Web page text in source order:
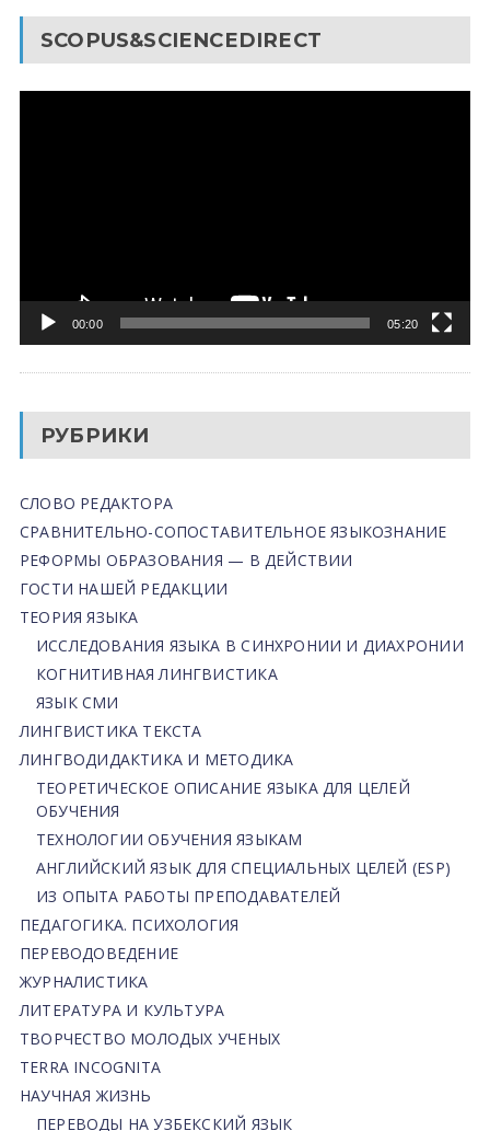
SCOPUS&SCIENCEDIRECT
00:00 05:20
РУБРИКИ
СЛОВО РЕДАКТОРА
СРАВНИТЕЛЬНО-СОПОСТАВИТЕЛЬНОЕ ЯЗЫКОЗНАНИЕ
РЕФОРМЫ ОБРАЗОВАНИЯ — В ДЕЙСТВИИ
ГОСТИ НАШЕЙ РЕДАКЦИИ
ТЕОРИЯ ЯЗЫКА
ИССЛЕДОВАНИЯ ЯЗЫКА В СИНХРОНИИ И ДИАХРОНИИ
КОГНИТИВНАЯ ЛИНГВИСТИКА
ЯЗЫК СМИ
ЛИНГВИСТИКА ТЕКСТА
ЛИНГВОДИДАКТИКА И МЕТОДИКА
ТЕОРЕТИЧЕСКОЕ ОПИСАНИЕ ЯЗЫКА ДЛЯ ЦЕЛЕЙ
ОБУЧЕНИЯ
ТЕХНОЛОГИИ ОБУЧЕНИЯ ЯЗЫКАМ
АНГЛИЙСКИЙ ЯЗЫК ДЛЯ СПЕЦИАЛЬНЫХ ЦЕЛЕЙ (ESP)
ИЗ ОПЫТА РАБОТЫ ПРЕПОДАВАТЕЛЕЙ
ПЕДАГОГИКА. ПСИХОЛОГИЯ
ПЕРЕВОДОВЕДЕНИЕ
ЖУРНАЛИСТИКА
ЛИТЕРАТУРА И КУЛЬТУРА
ТВОРЧЕСТВО МОЛОДЫХ УЧЕНЫХ
TERRA INCOGNITA
НАУЧНАЯ ЖИЗНЬ
ПЕРЕВОДЫ НА УЗБЕКСКИЙ ЯЗЫК